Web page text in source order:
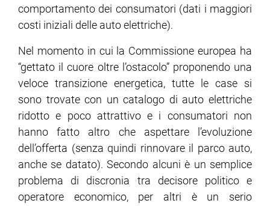
comportamento dei consumatori (dati i maggiori
costi iniziali delle auto elettriche).
Nel momento in cui la Commissione europea ha
“gettato il cuore oltre l’ostacolo” proponendo una
veloce transizione energetica, tutte le case si
sono trovate con un catalogo di auto elettriche
ridotto e poco attrattivo e i consumatori non
hanno fatto altro che aspettare l’evoluzione
dell’offerta (senza quindi rinnovare il parco auto,
anche se datato). Secondo alcuni è un semplice
problema di discronia tra decisore politico e
operatore economico, per altri è un serio